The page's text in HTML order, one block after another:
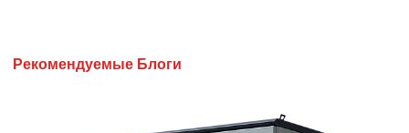
Рекомендуемые Блоги